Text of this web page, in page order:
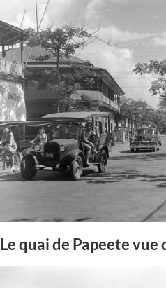
Le quai de Papeete vue